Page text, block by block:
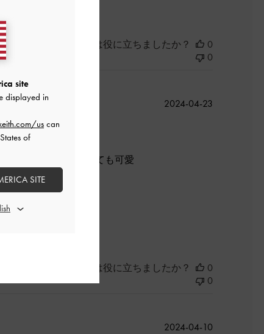
このレビューは役に立ちましたか？
0
0
ョルダーとして持っても可愛
公
2024-04-23
このレビューは役に立ちましたか？
0
0
公
2024-04-10
site
displayed in
uscan
of
SITE